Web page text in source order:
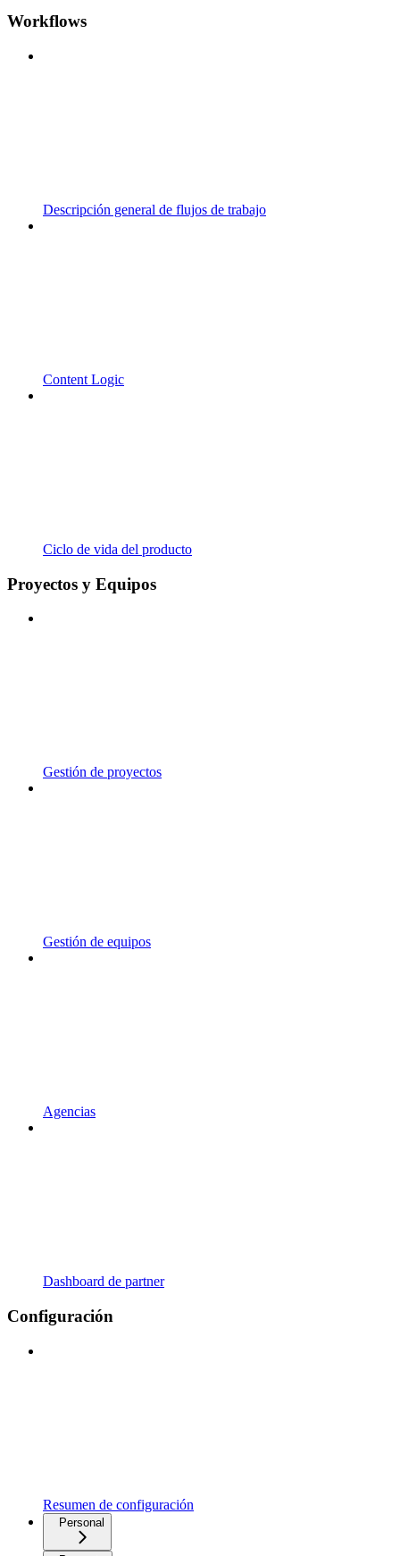
Workflows
Descripción general de flujos de trabajo
Content Logic
Ciclo de vida del producto
Proyectos y Equipos
Gestión de proyectos
Gestión de equipos
Agencias
Dashboard de partner
Configuración
Resumen de configuración
Personal